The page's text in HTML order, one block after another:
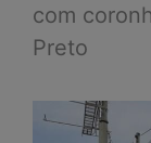
com
Preto